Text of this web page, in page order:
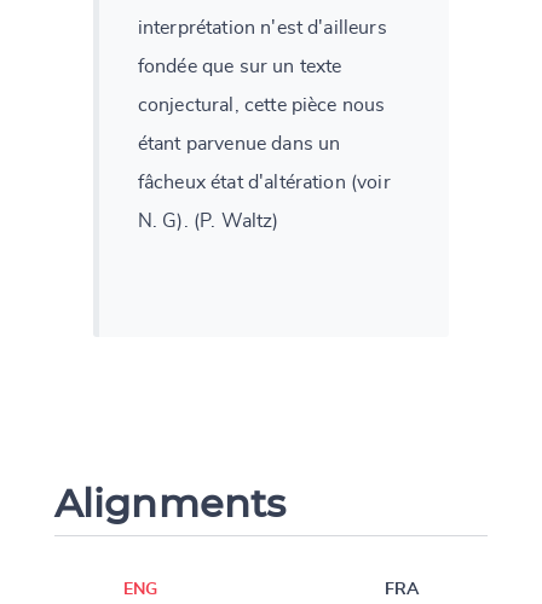
interprétation n'est d'ailleurs
fondée que sur un texte
conjectural, cette pièce nous
étant parvenue dans un
fâcheux état d'altération (voir
N. G). (P. Waltz)
Alignments
ENG FRA